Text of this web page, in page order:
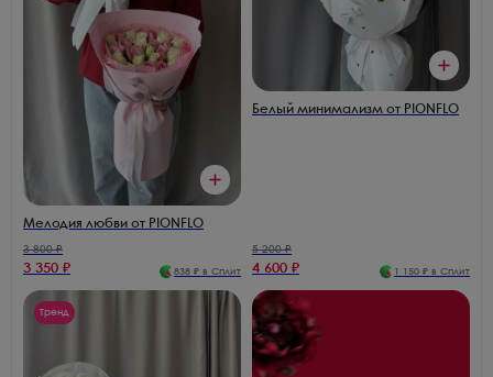
Мелодия любви от PIONFLO
3 800₽
3 350 ₽ 838 ₽ в Сплит
Белый минимализм от PIONFLO
5 200₽
4 600 ₽ 1 150 ₽ в Сплит
Тренд